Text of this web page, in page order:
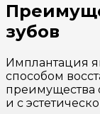
зубов
Имплантация
способом
преимущества
и с